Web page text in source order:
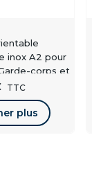
inox A2 pour
corps et
TTC
plus